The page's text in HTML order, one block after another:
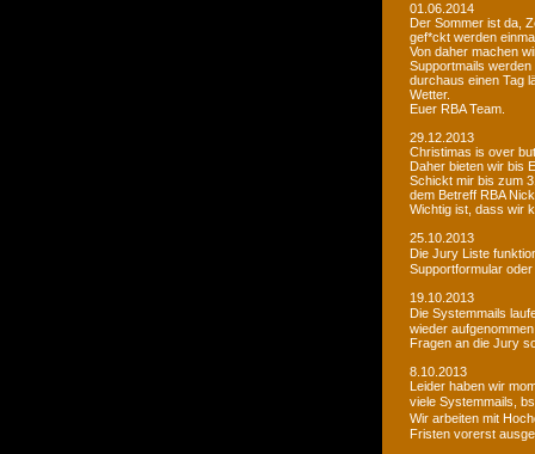
01.06.2014
Der Sommer ist da,
gef*ckt werden
Von daher machen
Supportmails
durchaus einen Tag
Wetter.
Euer RBA Team.
29.12.2013
Christimas is over
Daher bieten wir bis
Schickt mir bis zum
dem Betreff RBA
Wichtig ist, dass wir
25.10.2013
Die Jury Liste
Supportformular
19.10.2013
Die Systemmails
wieder
Fragen an die Jury
8.10.2013
Leider haben wir
viele Systemmails,
Wir arbeiten mit
Fristen vorerst